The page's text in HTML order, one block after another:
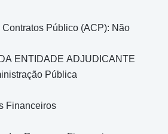
Público (ACP): Não
ENTIDADE ADJUDICANTE
Pública
Financeiros